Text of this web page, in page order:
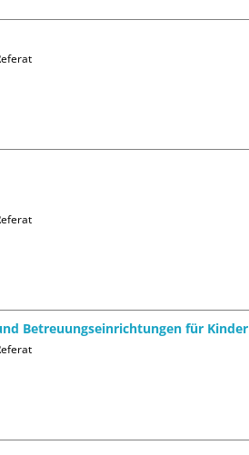
Betreuungseinrichtungen für Kinder